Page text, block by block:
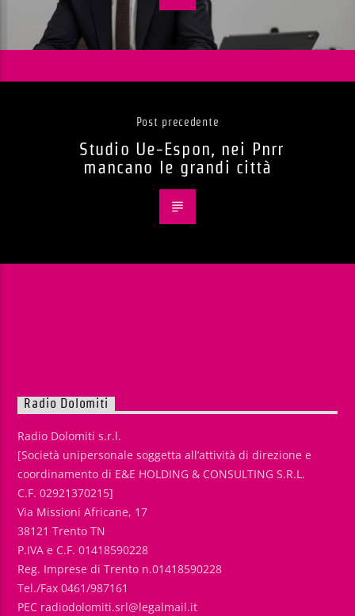
Post precedente
Studio Ue-Espon, nei Pnrr
mancano le grandi città
Radio Dolomiti
Radio Dolomiti s.r.l.
[Società unipersonale soggetta all’attività di direzione e
coordinamento di E&E HOLDING & CONSULTING S.R.L.
C.F. 02921370215]
Via Missioni Africane, 17
38121 Trento TN
P.IVA e C.F. 01418590228
Reg. Imprese di Trento n.01418590228
Tel./Fax 0461/987161
PEC radiodolomiti.srl@legalmail.it